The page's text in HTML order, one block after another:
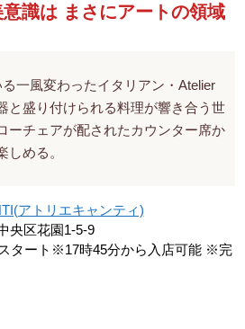
識は まさにアートの領域
一風変わったイタリアン・Atelier
と盛り付けられる料理が響き合う世
ーチェアが配されたカウンター席か
しめる。
アトリエキャンティ)
央区花園1-5-9
タート※17時45分から入店可能 ※完